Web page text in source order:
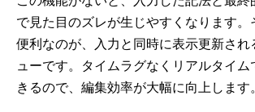
で見た目のズレが生じやすくなります。
便利なのが、入力と同時に表示更新され
ューです。タイムラグなくリアルタイ
きるので、編集効率が大幅に向上します